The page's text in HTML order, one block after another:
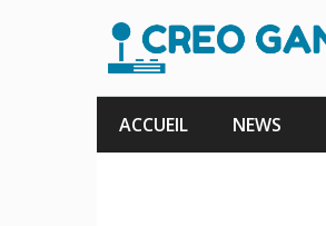
contenu
ACCUEIL NEWS